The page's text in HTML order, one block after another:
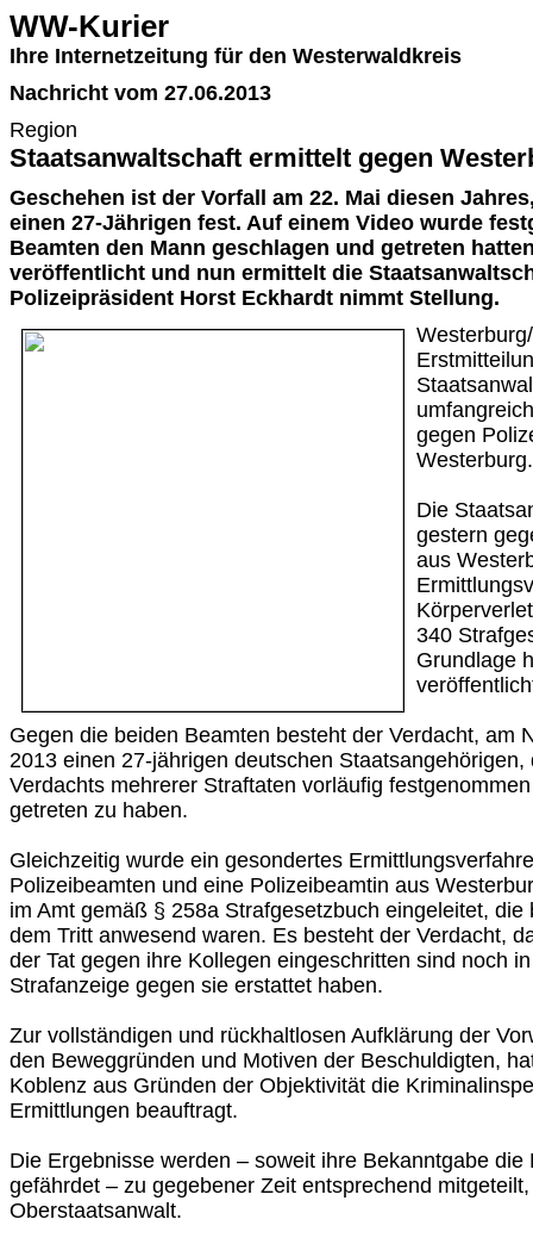
WW-Kurier
Ihre Internetzeitung für den Westerwaldkreis
Nachricht vom 27.06.2013
Region
Staatsanwaltschaft ermittelt gegen
Geschehen ist der Vorfall am 22. Mai diesen
einen 27-Jährigen fest. Auf einem Video wurde
Beamten den Mann geschlagen und getreten
veröffentlicht und nun ermittelt die
Polizeipräsident Horst Eckhardt nimmt Stellung.
gegen
Westerburg.
Die
gestern
aus
340
Grundlage
Gegen die beiden Beamten besteht der Verdacht, am
2013 einen 27-jährigen deutschen
Verdachts mehrerer Straftaten vorläufig
getreten zu haben.
Gleichzeitig wurde ein gesondertes
Polizeibeamten und eine Polizeibeamtin aus
im Amt gemäß § 258a Strafgesetzbuch eingeleitet, die
dem Tritt anwesend waren. Es besteht der Verdacht,
der Tat gegen ihre Kollegen eingeschritten sind noch
Strafanzeige gegen sie erstattet haben.
Zur vollständigen und rückhaltlosen Aufklärung der
den Beweggründen und Motiven der Beschuldigten,
Koblenz aus Gründen der Objektivität die
Ermittlungen beauftragt.
Die Ergebnisse werden – soweit ihre Bekanntgabe die
gefährdet – zu gegebener Zeit entsprechend
Oberstaatsanwalt.